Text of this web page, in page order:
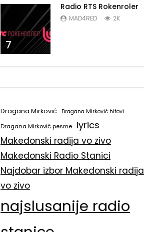
7
Radio RTS Rokenroler
MAD4RED 2K
Dragana Mirković Dragana Mirković hitovi
Dragana Mirković pesme lyrics
Makedonski radija vo zivo
Makedonski Radio Stanici
Najdobar izbor Makedonski radija
vo zivo
najslusanije radio